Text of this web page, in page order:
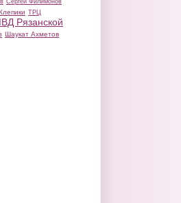
Сергей Филимонов
ТРЦ
Рязанской
Шаукат Ахметов